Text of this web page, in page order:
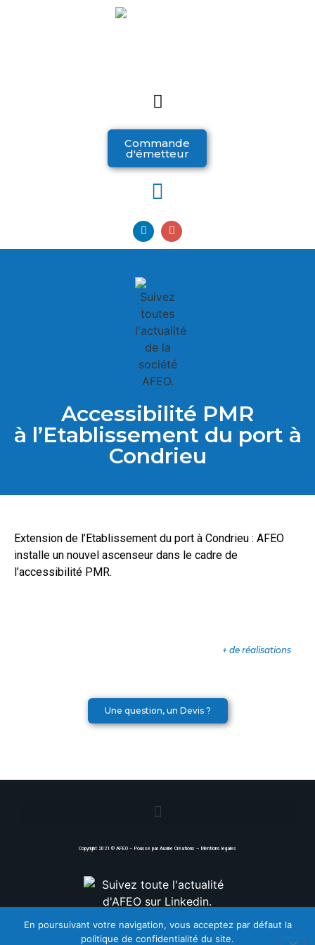
Commande
d'émetteur
Accessibilité PMR
à l’Etablissement du port à
Condrieu
Extension de l’Etablissement du port à Condrieu : AFEO
installe un nouvel ascenseur dans le cadre de
l’accessibilité PMR.
+ de réalisations
Une question, un Devis ?
Copyright 2021 © AFEO – Poussé par Auxine Créations – Mentions légales
En poursuivant votre navigation, vous acceptez par défaut la
politique de confidentialité du site.